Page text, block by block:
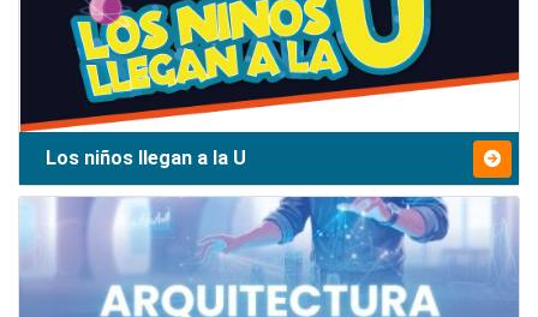
Los niños llegan a la U